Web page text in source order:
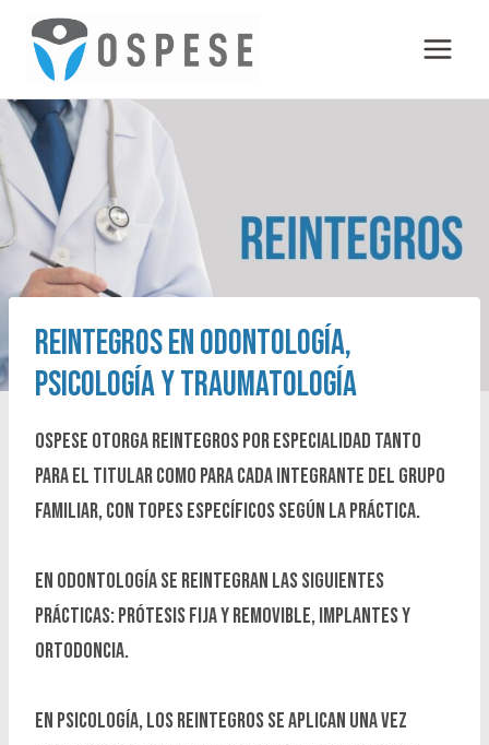
content
REINTEGROS EN ODONTOLOGÍA,
PSICOLOGÍA Y TRAUMATOLOGÍA
OSPESE otorga reintegros por especialidad tanto
para el titular como para cada integrante del grupo
familiar, con topes específicos según la práctica.
En odontología se reintegran las siguientes
prácticas: Prótesis fija y removible, implantes y
ortodoncia.
En psicología, los reintegros se aplican una vez